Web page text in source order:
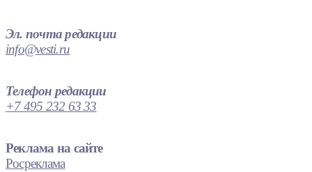
Эл. почта редакции
info@vesti.ru
Телефон редакции
+7 495 232 63 33
Реклама на сайте
Росреклама